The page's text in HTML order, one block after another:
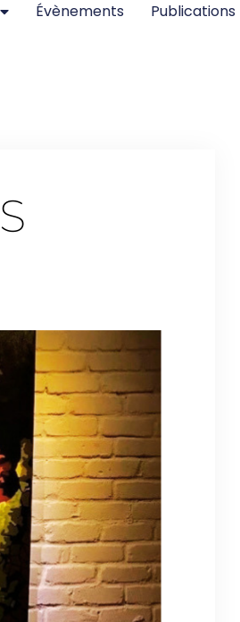
Évènements Publications